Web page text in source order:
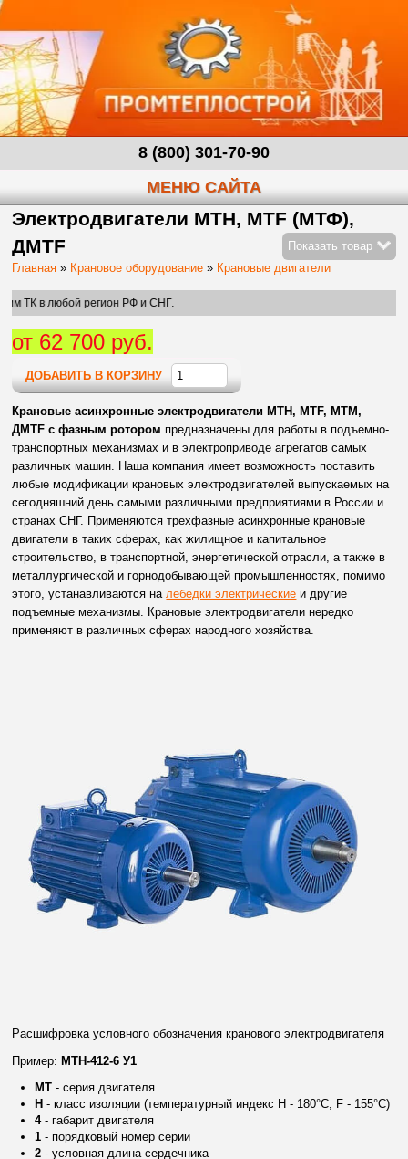
8 (800) 301-70-90
МЕНЮ САЙТА
Электродвигатели МТН, MTF (МТФ),
ДМТF
Показать товар
Главная » Крановое оборудование » Крановые двигатели
регион РФ и СНГ.
от 62 700 руб.
ДОБАВИТЬ В КОРЗИНУ
Крановые асинхронные электродвигатели МТН, MTF, MTM,
ДМТF с фазным ротором предназначены для работы в подъемно-
транспортных механизмах и в электроприводе агрегатов самых
различных машин. Наша компания имеет возможность поставить
любые модификации крановых электродвигателей выпускаемых на
сегодняшний день самыми различными предприятиями в России и
странах СНГ. Применяются трехфазные асинхронные крановые
двигатели в таких сферах, как жилищное и капитальное
строительство, в транспортной, энергетической отрасли, а также в
металлургической и горнодобывающей промышленностях, помимо
этого, устанавливаются налебедки электрические и другие
подъемные механизмы. Крановые электродвигатели нередко
применяют в различных сферах народного хозяйства.
Расшифровка условного обозначения кранового электродвигателя
Пример: МТН-412-6 У1
МТ - серия двигателя
Н - класс изоляции (температурный индекс Н - 180°С; F - 155°С)
4- габарит двигателя
1 - порядковый номер серии
2 - условная длина сердечника